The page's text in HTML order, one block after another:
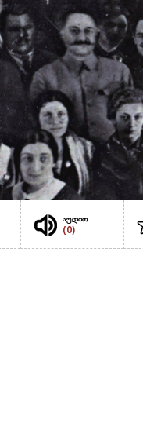
აუდიო
(0)